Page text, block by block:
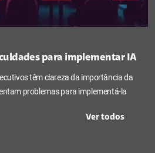
para implementar IA
têm clareza da importância da
problemas para implementá-la
Ver todos